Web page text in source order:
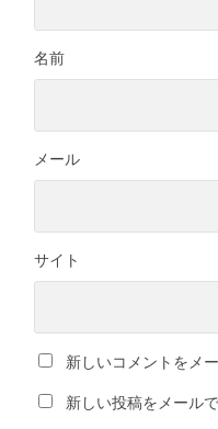
名前
メール
サイト
新しいコメントをメ
新しい投稿をメール